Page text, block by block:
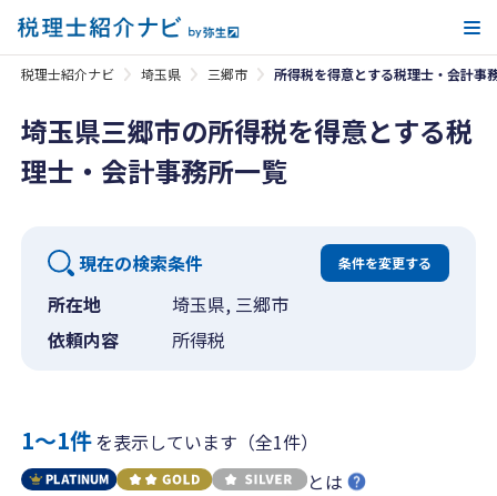
税理士紹介ナビ 埼玉県 三郷市 所得税を得意とする税理士・会計事
埼玉県三郷市の所得税を得意とする税
理士・会計事務所一覧
現在の検索条件 条件を変更する
所在地
埼玉県, 三郷市
依頼内容
所得税
1〜1件を表示しています（全1件）
とは